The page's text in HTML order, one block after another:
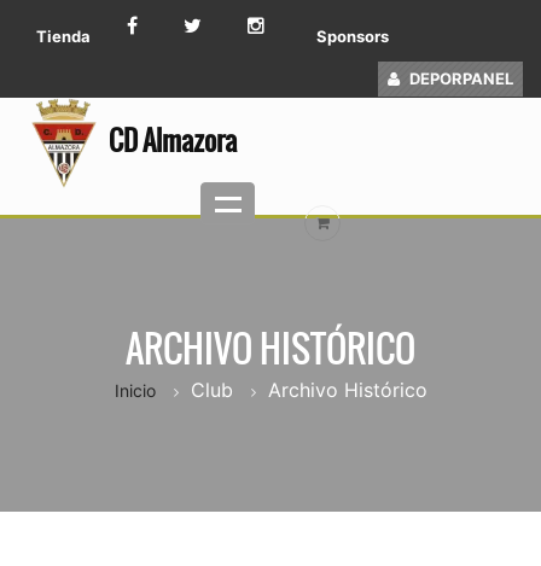
Tienda Sponsors
DEPORPANEL
CD Almazora
ARCHIVO HISTÓRICO
Inicio Club Archivo Histórico